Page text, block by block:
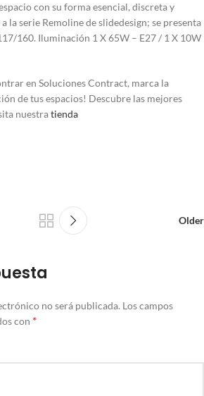
con su forma esencial, discreta y
la serie Remoline de slidedesign; se presenta
160. Iluminación 1 X 65W – E27 / 1 X 10W
en Soluciones Contract, marca la
de tus espacios! Descubre las mejores
nuestratienda
Older
no será publicada. Los campos
con *